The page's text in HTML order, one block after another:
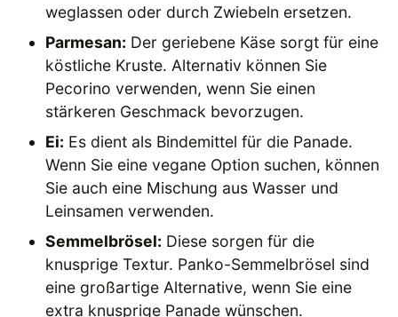
weglassen oder durch Zwiebeln ersetzen.
Parmesan: Der geriebene Käse sorgt für eine
köstliche Kruste. Alternativ können Sie
Pecorino verwenden, wenn Sie einen
stärkeren Geschmack bevorzugen.
Ei: Es dient als Bindemittel für die Panade.
Wenn Sie eine vegane Option suchen, können
Sie auch eine Mischung aus Wasser und
Leinsamen verwenden.
Semmelbrösel: Diese sorgen für die
knusprige Textur. Panko-Semmelbrösel sind
eine großartige Alternative, wenn Sie eine
extra knusprige Panade wünschen.